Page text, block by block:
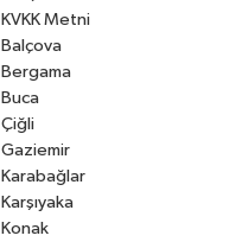
KVKK Metni
Balçova
Bergama
Buca
Çiğli
Gaziemir
Karabağlar
Karşıyaka
Konak